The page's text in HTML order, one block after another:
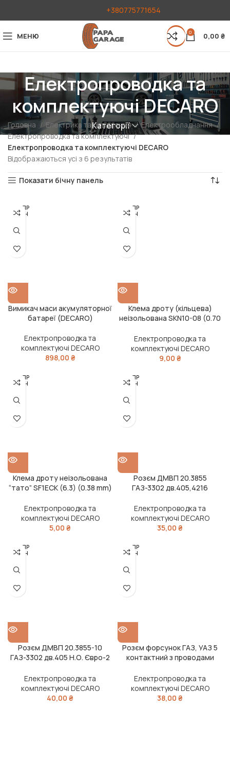
+380775771654
МЕНЮ 0 0,00 ₴
Електропроводка та
комплектуючі DECARO
Категорії
Головна Електрика та освітлення
Електрообладнання
Електропроводка та комплектуючі
Електропроводка та комплектуючі DECARO
Відображаються усі з 6 результатів
Показати бічну панель
РОЗПР
ОДАН
Вимикач маси акумуляторної
батареї (DECARO)
Електропроводка та
комплектуючі DECARO
898,00 ₴
РОЗПР
ОДАН
Клема дроту (кільцева)
неізольована SKN10-08 (0.70
Електропроводка та
комплектуючі DECARO
9,00 ₴
РОЗПР
ОДАН
Клема дроту неізольована
“тато” SF1ECK (6.3) (0.38 mm)
Електропроводка та
комплектуючі DECARO
5,00 ₴
РОЗПР
ОДАН
Розєм ДМВП 20.3855
ГАЗ-3302 дв.405,4216
Електропроводка та
комплектуючі DECARO
35,00 ₴
РОЗПР
ОДАН
Розєм ДМВП 20.3855-10
ГАЗ-3302 дв.405 Н.О. Євро-2
Електропроводка та
комплектуючі DECARO
40,00 ₴
РОЗПР
ОДАН
Розєм форсунок ГАЗ, УАЗ 5
контактний з проводами
Електропроводка та
комплектуючі DECARO
38,00 ₴